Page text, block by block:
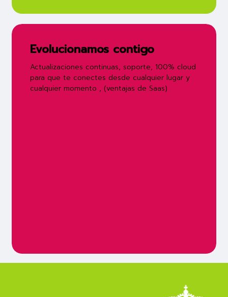
Evolucionamos contigo
Actualizaciones continuas, soporte, 100% cloud
para que te conectes desde cualquier lugar y
cualquier momento , (ventajas de Saas)